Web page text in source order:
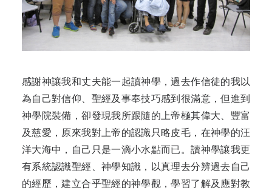
感謝神讓我和丈夫能一起讀神學，過去作信徒的我以
為自己對信仰、聖經及事奉技巧感到很滿意，但進到
神學院裝備，卻發現我所跟隨的上帝極其偉大、豐富
及慈愛，原來我對上帝的認識只略皮毛，在神學的汪
洋大海中，自己只是一滴小水點而已。讀神學讓我更
有系統認識聖經、神學知識，以真理去分辨過去自己
的經歷，建立合乎聖經的神學觀，學習了解及應對教